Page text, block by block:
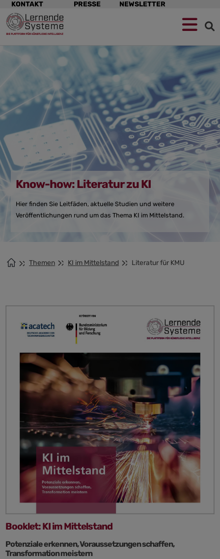
Zur
Navigation
springen
Zum
Hauptinhalt
springen
Zum
Footer
springen
Navigation
überspringen
KONTAKT PRESSE NEWSLETTER
Know-how: Literatur zu KI
Hier finden Sie Leitfäden, aktuelle Studien und weitere
Veröffentlichungen rund um das Thema KI im Mittelstand.
Themen KI im Mittelstand Literatur für KMU
Booklet: KI im Mittelstand
Potenziale erkennen, Voraussetzungen schaffen,
Transformation meistern